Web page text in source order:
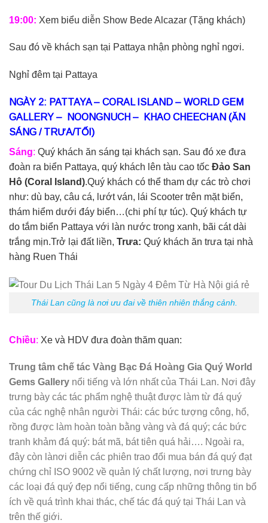
19:00: Xem biểu diễn Show Bede Alcazar (Tặng khách)
Sau đó về khách sạn tại Pattaya nhận phòng nghỉ ngơi.
Nghỉ đêm tại Pattaya
NGÀY 2: PATTAYA – CORAL ISLAND – WORLD GEM
GALLERY – NOONGNUCH – KHAO CHEECHAN (ĂN
SÁNG / TRƯA/TỐI)
Sáng: Quý khách ăn sáng tại khách sạn. Sau đó xe đưa
đoàn ra biển Pattaya, quý khách lên tàu cao tốc Đảo San
Hô (Coral Island).Quý khách có thể tham dự các trò chơi
như: dù bay, câu cá, lướt ván, lái Scooter trên mặt biển,
thám hiểm dưới đáy biển…(chi phí tự túc). Quý khách tự
do tắm biển Pattaya với làn nước trong xanh, bãi cát dài
trắng mịn.Trở lại đất liền, Trưa: Quý khách ăn trưa tại nhà
hàng Ruen Thái
Thái Lan cũng là nơi ưu đai về thiên nhiên thắng cảnh.
Chiều: Xe và HDV đưa đoàn thăm quan:
Trung tâm chế tác Vàng Bạc Đá Hoàng Gia Quý World
Gems Gallery nổi tiếng và lớn nhất của Thái Lan. Nơi đây
trưng bày các tác phẩm nghệ thuật được làm từ đá quý
của các nghệ nhân người Thái: các bức tượng công, hổ,
rồng được làm hoàn toàn bằng vàng và đá quý; các bức
tranh khảm đá quý: bát mã, bát tiên quá hải…. Ngoài ra,
đây còn lànơi diễn các phiên trao đổi mua bán đá quý đạt
chứng chỉ ISO 9002 về quản lý chất lượng, nơi trưng bày
các loại đá quý đẹp nổi tiếng, cung cấp những thông tin bổ
ích về quá trình khai thác, chế tác đá quý tại Thái Lan và
trên thế giới.